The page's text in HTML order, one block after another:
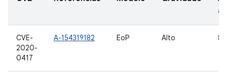
CVE-
2020-
0417
A-154319182 EoP Alto